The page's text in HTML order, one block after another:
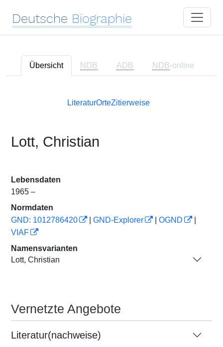
Deutsche Biographie
Übersicht NDB ADB NDB-online
LiteraturOrteZitierweise
Lott, Christian
Lebensdaten
1965 –
Normdaten
GND: 1012786420
GND-Explorer OGND
VIAF
Namensvarianten
Lott, Christian
Vernetzte Angebote
Literatur(nachweise)